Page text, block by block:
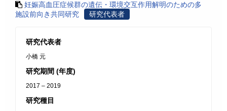
妊娠高血圧症候群の遺伝・環境交互作用解明のための多
施設前向き共同研究
研究代表者
研究代表者
小橋 元
研究期間 (年度)
2017 – 2019
研究種目